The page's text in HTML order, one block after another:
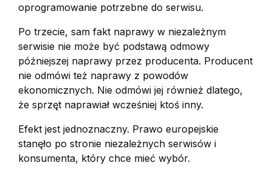
oprogramowanie potrzebne do serwisu.
Po trzecie, sam fakt naprawy w niezależnym
serwisie nie może być podstawą odmowy
późniejszej naprawy przez producenta. Producent
nie odmówi też naprawy z powodów
ekonomicznych. Nie odmówi jej również dlatego,
że sprzęt naprawiał wcześniej ktoś inny.
Efekt jest jednoznaczny. Prawo europejskie
stanęło po stronie niezależnych serwisów i
konsumenta, który chce mieć wybór.